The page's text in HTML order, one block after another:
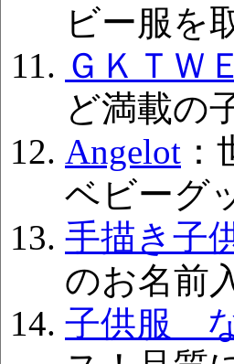
ビー服を
ＧＫＴＷ
ど満載の
Angelot
ベビーグ
手描き子
のお名前
子供服